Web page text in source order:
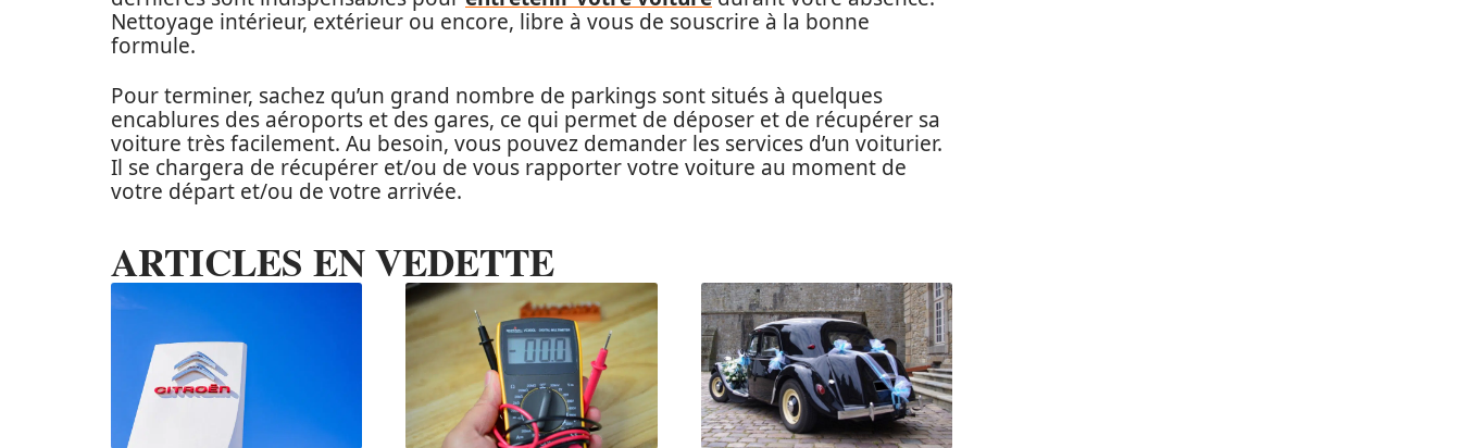
Nettoyage intérieur, extérieur ou encore, libre à vous de souscrire à la bonne
formule.
Pour terminer, sachez qu’un grand nombre de parkings sont situés à quelques
encablures des aéroports et des gares, ce qui permet de déposer et de récupérer sa
voiture très facilement. Au besoin, vous pouvez demander les services d’un voiturier.
Il se chargera de récupérer et/ou de vous rapporter votre voiture au moment de
votre départ et/ou de votre arrivée.
ARTICLES EN VEDETTE